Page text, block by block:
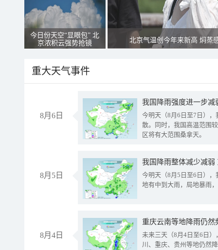
今日份天空“显眼包” 北
京浓积云强势抢镜
北京气温创今年来新高 焖蒸
重大天气事件
8月6日
今明天（8月6日至7日）
散。同时，我国高温范围
区将有大范围桑拿天。
8月5日
我国降雨整体减少减弱
今明天（8月5日至6日）
地有中到大雨，局地暴雨
8月4日
重庆云南等地降雨仍然
未来三天（8月4日至6日
川、重庆、贵州等地仍然